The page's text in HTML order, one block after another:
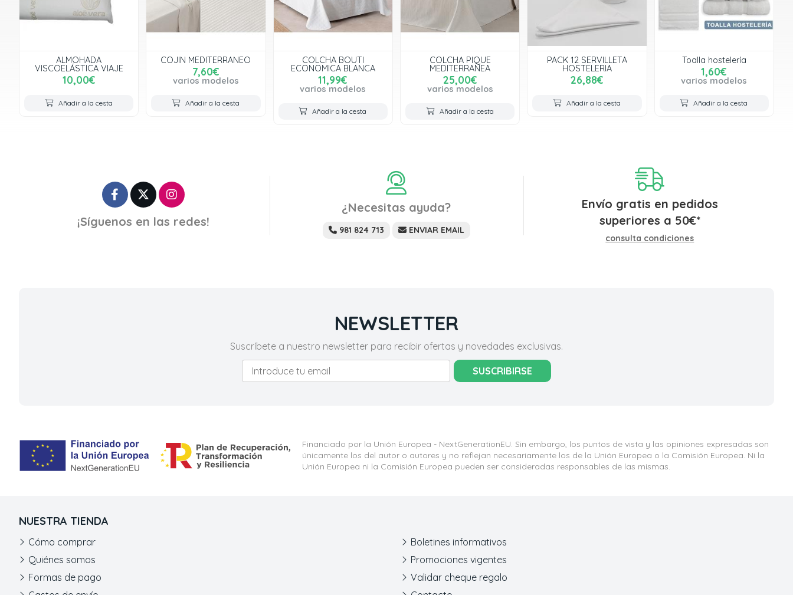
ALMOHADA
VISCOELÁSTICA VIAJE
10,00€
Añadir a la cesta
COJIN MEDITERRANEO
7,60€
varios modelos
Añadir a la cesta
COLCHA BOUTI
ECONOMICA BLANCA
11,99€
varios modelos
Añadir a la cesta
COLCHA PIQUE
MEDITERRANEA
25,00€
varios modelos
Añadir a la cesta
PACK 12 SERVILLETA
HOSTELERIA
26,88€
Añadir a la cesta
Toalla hostelería
1,60€
varios modelos
Añadir a la cesta
¡Síguenos en las redes!
¿Necesitas ayuda?
981 824 713 ENVIAR EMAIL
Envío gratis en pedidos
superiores a 50€*
consulta condiciones
NEWSLETTER
Suscríbete a nuestro newsletter para recibir ofertas y novedades exclusivas.
SUSCRIBIRSE
Financiado por la Unión Europea - NextGenerationEU. Sin embargo, los puntos de vista y las opiniones expresadas son
únicamente los del autor o autores y no reflejan necesariamente los de la Unión Europea o la Comisión Europea. Ni la
Unión Europea ni la Comisión Europea pueden ser consideradas responsables de las mismas.
NUESTRA TIENDA
Cómo comprar
Quiénes somos
Formas de pago
Boletines informativos
Promociones vigentes
Validar cheque regalo